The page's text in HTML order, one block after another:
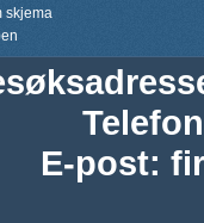
skjema
Telefon
E-post: